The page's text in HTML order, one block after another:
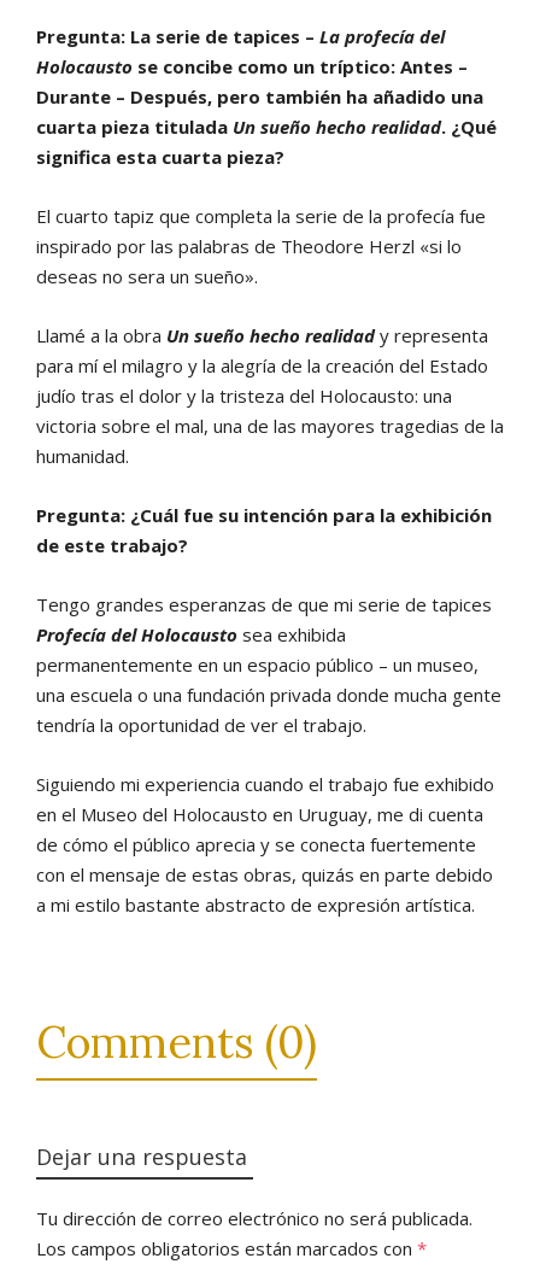
Pregunta: La serie de tapices – La profecía del
Holocausto se concibe como un tríptico: Antes –
Durante – Después, pero también ha añadido una
cuarta pieza titulada Un sueño hecho realidad. ¿Qué
significa esta cuarta pieza?
El cuarto tapiz que completa la serie de la profecía fue
inspirado por las palabras de Theodore Herzl «si lo
deseas no sera un sueño».
Llamé a la obra Un sueño hecho realidady representa
para mí el milagro y la alegría de la creación del Estado
judío tras el dolor y la tristeza del Holocausto: una
victoria sobre el mal, una de las mayores tragedias de la
humanidad.
Pregunta: ¿Cuál fue su intención para la exhibición
de este trabajo?
Tengo grandes esperanzas de que mi serie de tapices
Profecía del Holocausto sea exhibida
permanentemente en un espacio público – un museo,
una escuela o una fundación privada donde mucha gente
tendría la oportunidad de ver el trabajo.
Siguiendo mi experiencia cuando el trabajo fue exhibido
en el Museo del Holocausto en Uruguay, me di cuenta
de cómo el público aprecia y se conecta fuertemente
con el mensaje de estas obras, quizás en parte debido
a mi estilo bastante abstracto de expresión artística.
Comments (0)
Dejar una respuesta
Tu dirección de correo electrónico no será publicada.
Los campos obligatorios están marcados con *